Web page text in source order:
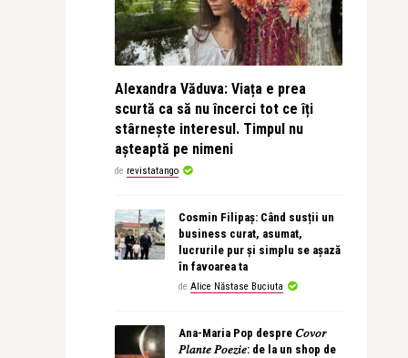
Alexandra Văduva: Viața e prea
scurtă ca să nu încerci tot ce îți
stârnește interesul. Timpul nu
așteaptă pe nimeni
de revistatango
Cosmin Filipaș: Când susții un
business curat, asumat,
lucrurile pur și simplu se așază
în favoarea ta
de Alice Năstase Buciuta
Ana-Maria Pop despre 𝐶𝑜𝑣𝑜𝑟
𝑃𝑙𝑎𝑛𝑡𝑒 𝑃𝑜𝑒𝑧𝑖𝑒: de la un shop de